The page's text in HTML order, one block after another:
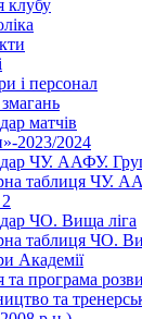
клубу
і персонал
матчів
2023/2024
ЧУ. ААФУ.
таблиця ЧУ.
ЧО. Вища ліга
таблиця ЧО.
Академії
та програма
та